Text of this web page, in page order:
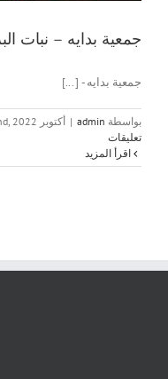
جمعية بدايه – نبات
جمعية بدايه - [...]
بواسطة admin
| أكتوبر 2nd, 2022
تعليقات